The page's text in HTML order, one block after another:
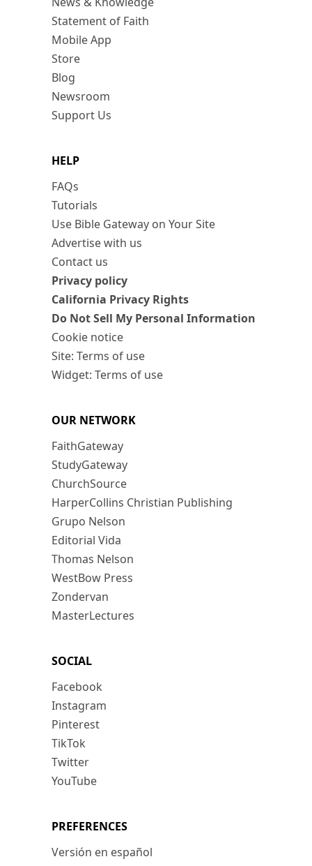
Statement of Faith
Mobile App
Store
Blog
Newsroom
Support Us
HELP
FAQs
Tutorials
Use Bible Gateway on Your Site
Advertise with us
Contact us
Privacy policy
California Privacy Rights
Do Not Sell My Personal Information
Cookie notice
Site: Terms of use
Widget: Terms of use
OUR NETWORK
FaithGateway
StudyGateway
ChurchSource
HarperCollins Christian Publishing
Grupo Nelson
Editorial Vida
Thomas Nelson
WestBow Press
Zondervan
MasterLectures
SOCIAL
Facebook
Instagram
Pinterest
TikTok
Twitter
YouTube
PREFERENCES
Versión en español